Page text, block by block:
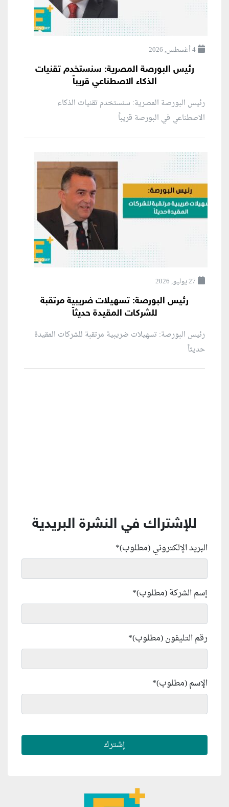
4 أغسطس, 2026
رئيس البورصة المصرية: سنستخدم تقنيات
الذكاء الاصطناعي قريباً
رئيس البورصة المصرية: سنستخدم تقنيات الذكاء
الاصطناعي في البورصة قريباً
27 يوليو, 2026
رئيس البورصة: تسهيلات ضريبية مرتقبة
للشركات المقيدة حديثاً
رئيس البورصة: تسهيلات ضريبية مرتقبة للشركات المقيدة
حديثاً
للإشتراك في النشرة البريدية
البريد الإلكتروني (مطلوب)*
إسم الشركة (مطلوب)*
رقم التليفون (مطلوب)*
الإسم (مطلوب)*